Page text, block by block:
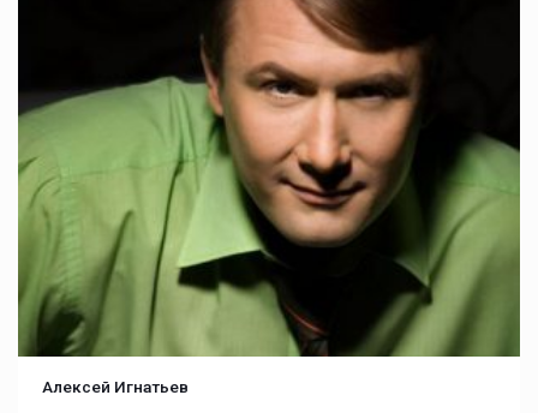
Алексей Игнатьев